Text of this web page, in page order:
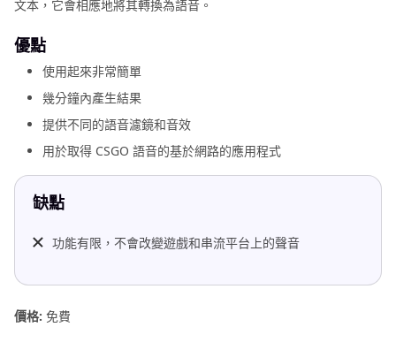
文本，它會相應地將其轉換為語音。
優點
使用起來非常簡單
幾分鐘內產生結果
提供不同的語音濾鏡和音效
用於取得 CSGO 語音的基於網路的應用程式
缺點
功能有限，不會改變遊戲和串流平台上的聲音
價格: 免費